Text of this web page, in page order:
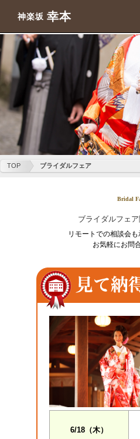
神楽坂 幸本
TOP ブライダルフェア
Bridal
ブライダルフェア
リモートでの相談会も
お気軽にお問
6/18（木）